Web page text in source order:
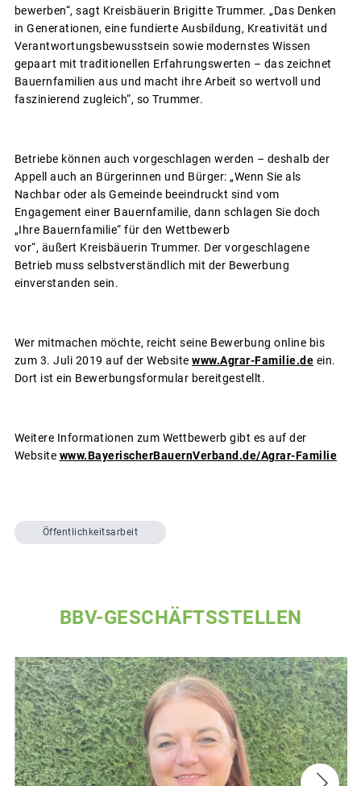
bewerben“, sagt Kreisbäuerin Brigitte Trummer. „Das Denken
in Generationen, eine fundierte Ausbildung, Kreativität und
Verantwortungsbewusstsein sowie modernstes Wissen
gepaart mit traditionellen Erfahrungswerten – das zeichnet
Bauernfamilien aus und macht ihre Arbeit so wertvoll und
faszinierend zugleich“, so Trummer.
Betriebe können auch vorgeschlagen werden – deshalb der
Appell auch an Bürgerinnen und Bürger: „Wenn Sie als
Nachbar oder als Gemeinde beeindruckt sind vom
Engagement einer Bauernfamilie, dann schlagen Sie doch
„Ihre Bauernfamilie“ für den Wettbewerb
vor“, äußert Kreisbäuerin Trummer. Der vorgeschlagene
Betrieb muss selbstverständlich mit der Bewerbung
einverstanden sein.
Wer mitmachen möchte, reicht seine Bewerbung online bis
zum 3. Juli 2019 auf der Website www.Agrar-Familie.de ein.
Dort ist ein Bewerbungsformular bereitgestellt.
Weitere Informationen zum Wettbewerb gibt es auf der
Website www.BayerischerBauernVerband.de/Agrar-Familie
Öffentlichkeitsarbeit
BBV-GESCHÄFTSSTELLEN